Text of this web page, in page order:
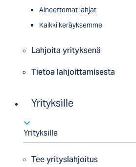
Aineettomat lahjat
Kaikki keräyksemme
Lahjoita yrityksenä
Tietoa lahjoittamisesta
Yrityksille
Yrityksille
Tee yrityslahjoitus